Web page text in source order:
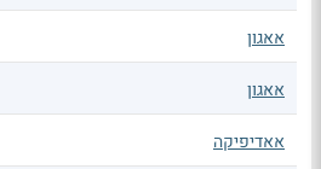
אאגון
אאגון
אאדיפיקה